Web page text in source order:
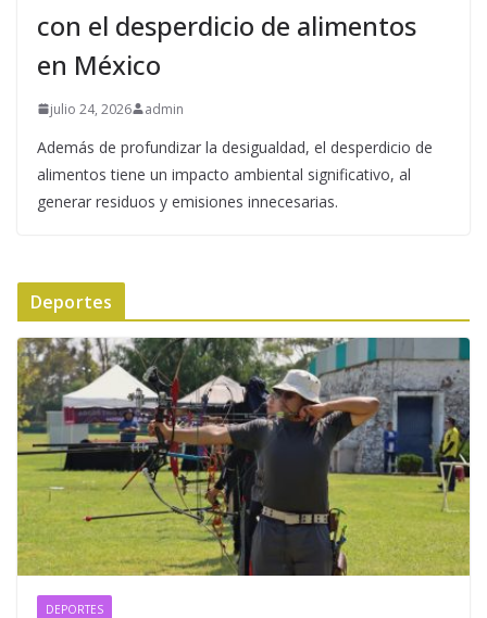
con el desperdicio de alimentos
en México
julio 24, 2026 admin
Además de profundizar la desigualdad, el desperdicio de
alimentos tiene un impacto ambiental significativo, al
generar residuos y emisiones innecesarias.
Deportes
DEPORTES